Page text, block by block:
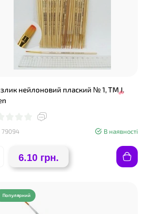
нейлоновий плаский № 1, ТМ J.
79094 В наявності
6.10 грн.
Популярний